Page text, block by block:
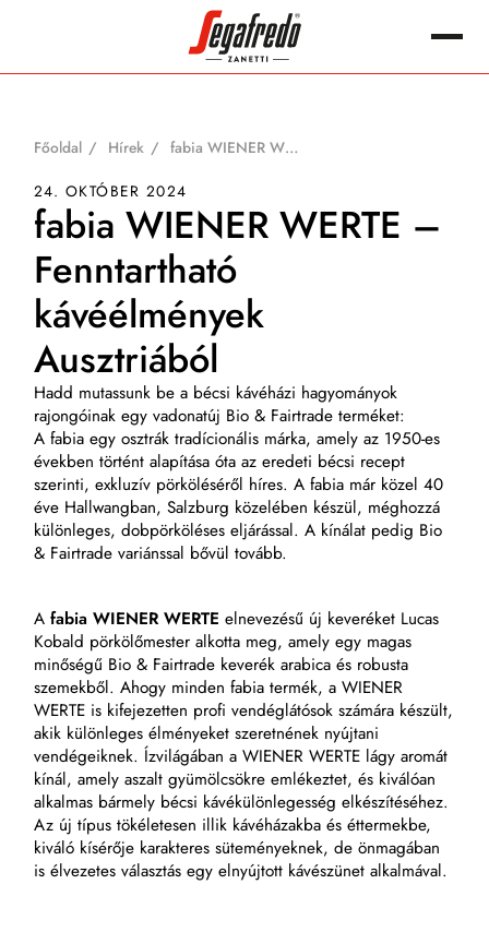
Főoldal Hírek fabia WIENER WERTE – Fenntartható kávéélmények Ausztriából
24. OKTÓBER 2024
fabia WIENER WERTE –
Fenntartható
kávéélmények
Ausztriából
Hadd mutassunk be a bécsi kávéházi hagyományok
rajongóinak egy vadonatúj Bio & Fairtrade terméket:
A fabia egy osztrák tradícionális márka, amely az 1950-es
években történt alapítása óta az eredeti bécsi recept
szerinti, exkluzív pörköléséről híres. A fabia már közel 40
éve Hallwangban, Salzburg közelében készül, méghozzá
különleges, dobpörköléses eljárással. A kínálat pedig Bio
& Fairtrade variánssal bővül tovább.
A fabia WIENER WERTE elnevezésű új keveréket Lucas
Kobald pörkölőmester alkotta meg, amely egy magas
minőségű Bio & Fairtrade keverék arabica és robusta
szemekből. Ahogy minden fabia termék, a WIENER
WERTE is kifejezetten profi vendéglátósok számára készült,
akik különleges élményeket szeretnének nyújtani
vendégeiknek. Ízvilágában a WIENER WERTE lágy aromát
kínál, amely aszalt gyümölcsökre emlékeztet, és kiválóan
alkalmas bármely bécsi kávékülönlegesség elkészítéséhez.
Az új típus tökéletesen illik kávéházakba és éttermekbe,
kiváló kísérője karakteres süteményeknek, de önmagában
is élvezetes választás egy elnyújtott kávészünet alkalmával.